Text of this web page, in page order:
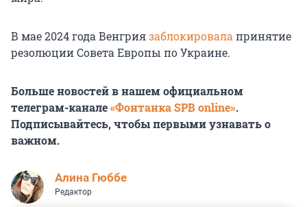
В мае 2024 года Венгриязаблокировала принятие
резолюции Совета Европы по Украине.
Больше новостей в нашем официальном
телеграм-канале«Фонтанка SPB online».
Подписывайтесь, чтобы первыми узнавать о
важном.
Алина Гюббе
Редактор